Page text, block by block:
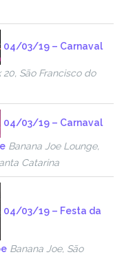
04/03/19 – Carnaval
20, São Francisco do
04/03/19 – Carnaval
Banana Joe Lounge,
Catarina
04/03/19 – Festa da
Banana Joe, São